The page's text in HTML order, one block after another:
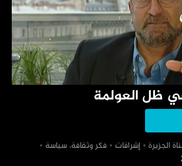
ظل العولمة
الجزيرة ‏إشراقات
‏فكر وثقافة، سياسة